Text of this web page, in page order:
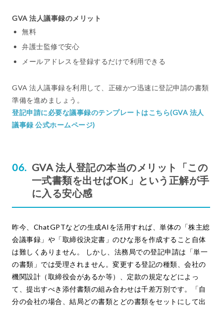
GVA 法人議事録のメリット
無料
弁護士監修で安心
メールアドレスを登録するだけで利用できる
GVA 法人議事録を利用して、正確かつ迅速に登記申請の書類
準備を進めましょう。
登記申請に必要な議事録のテンプレートはこちら(GVA 法人
議事録 公式ホームページ)
GVA 法人登記の本当のメリット「この
一式書類を出せばOK」という正解が手
に入る安心感
昨今、ChatGPTなどの生成AIを活用すれば、単体の「株主総
会議事録」や「取締役決定書」のひな形を作成すること自体
は難しくありません。 しかし、法務局での登記申請は「単一
の書類」では受理されません。変更する登記の種類、会社の
機関設計（取締役会があるか等）、定款の規定などによっ
て、提出すべき添付書類の組み合わせは千差万別です。「自
分の会社の場合、結局どの書類とどの書類をセットにして出